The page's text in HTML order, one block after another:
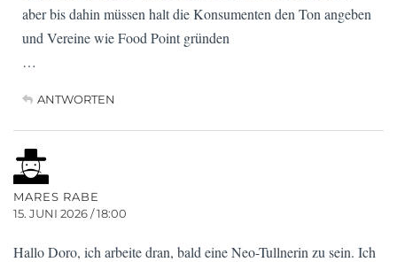
aber bis dahin müssen halt die Konsumenten den Ton angeben
und Vereine wie Food Point gründen
…
ANTWORTEN
MARES RABE
15. JUNI 2026 / 18:00
Hallo Doro, ich arbeite dran, bald eine Neo-Tullnerin zu sein. Ich